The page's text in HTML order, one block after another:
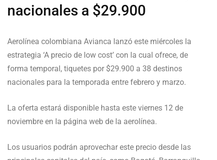
nacionales a $29.900
Aerolínea colombiana Avianca lanzó este miércoles la
estrategia ‘A precio de low cost’ con la cual ofrece, de
forma temporal, tiquetes por $29.900 a 38 destinos
nacionales para la temporada entre febrero y marzo.
La oferta estará disponible hasta este viernes 12 de
noviembre en la página web de la aerolínea.
Los usuarios podrán aprovechar este precio desde las